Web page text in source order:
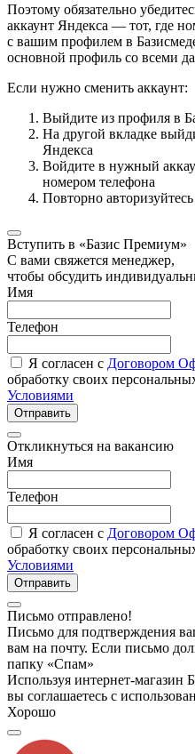
Поэтому обязательно
аккаунт Яндекса — тот, где
с вашим профилем в
основной профиль со всеми
Если нужно сменить аккаунт:
Выйдите из профиля в
На другой вкладке
Яндекса
Войдите в нужный
номером телефона
Повторно
Вступить в «Базис Премиум»
С вами свяжется менеджер,
чтобы обсудить
Имя
Телефон
Я согласен с Договором
обработку своих
Условиями
Отправить
Откликнуться на вакансию
Имя
Телефон
Я согласен с Договором
обработку своих
Условиями
Отправить
Письмо отправлено!
Письмо для подтверждения
вам на почту. Если письмо
папку «Спам»
Используя интернет-магазин
вы соглашаетесь с
Хорошо